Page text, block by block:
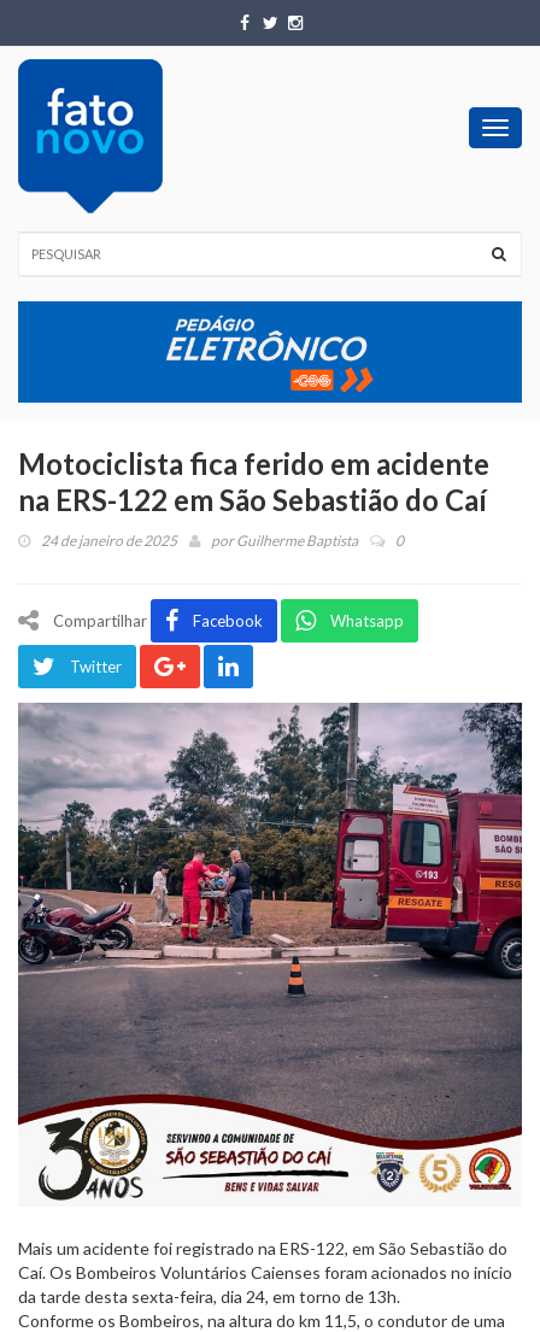
Motociclista fica ferido em acidente
na ERS-122 em São Sebastião do Caí
24 de janeiro de 2025 porGuilherme Baptista 0
Compartilhar Facebook Whatsapp
Twitter
Mais um acidente foi registrado na ERS-122, em São Sebastião do
Caí. Os Bombeiros Voluntários Caienses foram acionados no início
da tarde desta sexta-feira, dia 24, em torno de 13h.
Conforme os Bombeiros, na altura do km 11,5, o condutor de uma